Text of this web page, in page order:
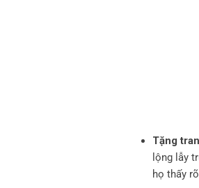
Tặng
lộng lẫy
họ thấy